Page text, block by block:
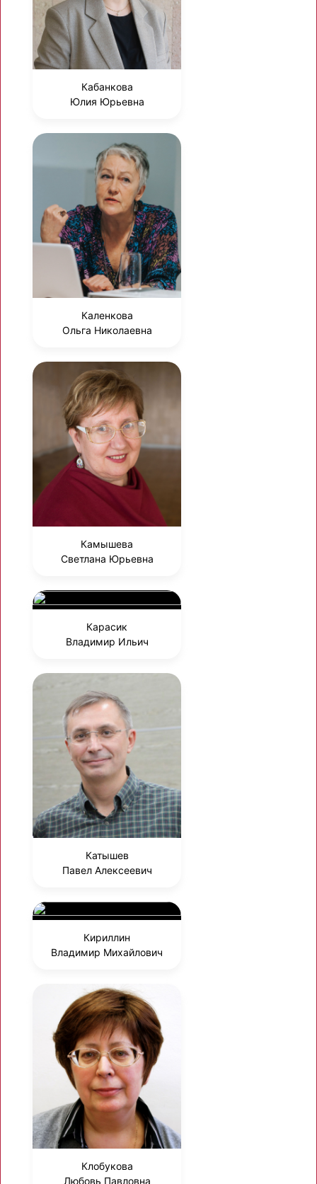
Кабанкова
Юлия Юрьевна
Каленкова
Ольга Николаевна
Камышева
Светлана Юрьевна
Карасик
Владимир Ильич
Катышев
Павел Алексеевич
Кириллин
Владимир Михайлович
Клобукова
Любовь Павловна